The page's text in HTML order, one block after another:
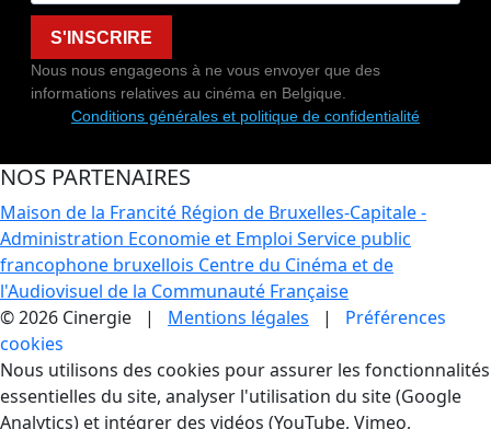
S'INSCRIRE
Nous nous engageons à ne vous envoyer que des
informations relatives au cinéma en Belgique.
Conditions générales et politique de confidentialité
NOS PARTENAIRES
Maison de la Francité Région de Bruxelles-Capitale -
Administration Economie et Emploi Service public
francophone bruxellois Centre du Cinéma et de
l'Audiovisuel de la Communauté Française
© 2026 Cinergie | Mentions légales | Préférences
cookies
Gestion des Cookies
Nous utilisons des cookies pour assurer les fonctionnalités
essentielles du site, analyser l'utilisation du site (Google
Analytics) et intégrer des vidéos (YouTube, Vimeo,